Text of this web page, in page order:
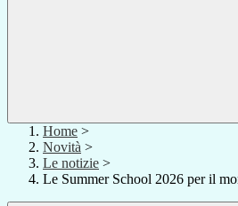
Home >
Novità >
Le notizie >
Le Summer School 2026 per il